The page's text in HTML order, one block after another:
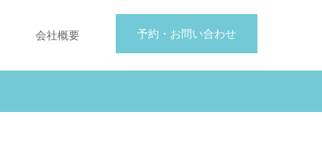
予約・お問い合わせ
会社概要